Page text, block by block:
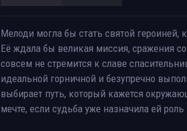
Мелоди могла бы стать святой героиней,
Её ждала бы великая миссия, сражения
совсем не стремится к славе
идеальной горничной и безупречно
выбирает путь, который кажется
мечте, если судьба уже назначила ей роль